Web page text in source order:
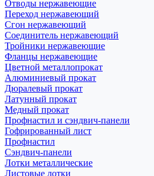
Отводы нержавеющие
Переход нержавеющий
Сгон нержавеющий
Соединитель нержавеющий
Тройники нержавеющие
Фланцы нержавеющие
Цветной металлопрокат
Алюминиевый прокат
Дюралевый прокат
Латунный прокат
Медный прокат
Профнастил и сэндвич-панели
Гофрированный лист
Профнастил
Сэндвич-панели
Лотки металлические
Листовые лотки